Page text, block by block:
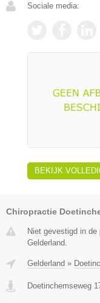
Sociale media:
BEKIJK
Chiropractie
Niet gevestigd in
Gelderland.
Gelderland »
Doetinchemseweg